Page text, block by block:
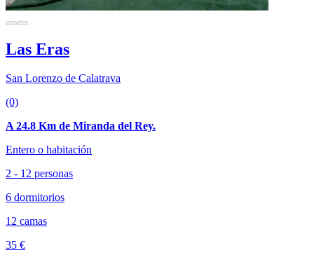
Las Eras
San Lorenzo de Calatrava
(0)
A 24.8 Km de Miranda del Rey.
Entero o habitación
2 - 12 personas
6 dormitorios
12 camas
35 €